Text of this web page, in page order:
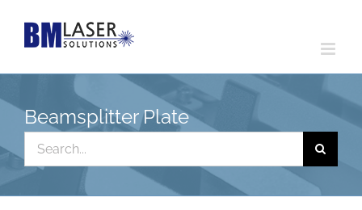
Beamsplitter Plate
for: